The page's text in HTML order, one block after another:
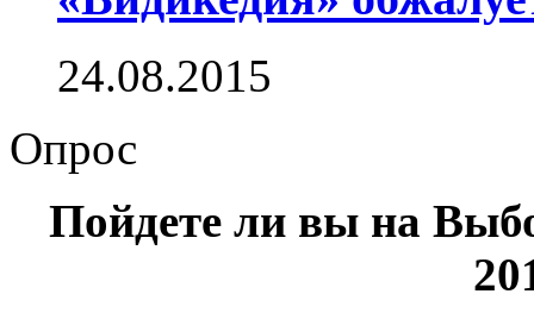
24.08.2015
Опрос
Пойдете ли вы на